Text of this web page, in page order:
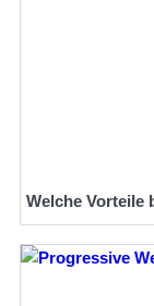
Welche Vorteile